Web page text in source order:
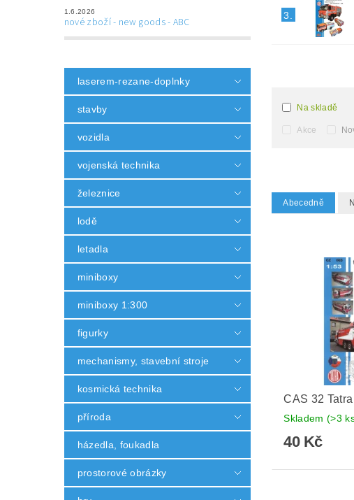
1.6.2026
nové zboží - new goods - ABC
laserem-rezane-doplnky
stavby
vozidla
vojenská technika
železnice
lodě
letadla
miniboxy
miniboxy 1:300
figurky
mechanismy, stavební stroje
kosmická technika
příroda
házedla, foukadla
prostorové obrázky
3.
Na skladě
Akce
Abecedně
CAS 32
Skladem (>3
40 Kč